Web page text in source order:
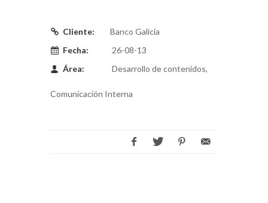
Cliente:
Banco Galicia
Fecha:
26-08-13
Área:
Desarrollo de contenidos,
Comunicación Interna